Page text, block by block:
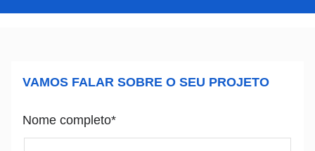
VAMOS FALAR SOBRE O SEU PROJETO
Nome completo*